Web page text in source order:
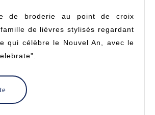
–
Point
De
Croix
de broderie au point de croix
de lièvres stylisés regardant
qui célèbre le Nouvel An, avec le
Lire
La